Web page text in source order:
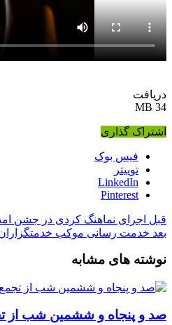
دریافت
34 MB
اشتراک گذاری
فیس بوک
توییتر
LinkedIn
Pinterest
قبل اجرای نماهنگ کردی در جشن
بعد خدمت رسانی موکب
نوشته های مشابه
صد و پنجاه‌ و ششمین شب از